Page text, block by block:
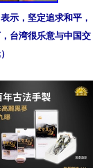
示，坚定追求和平，
台湾很乐意与中国交